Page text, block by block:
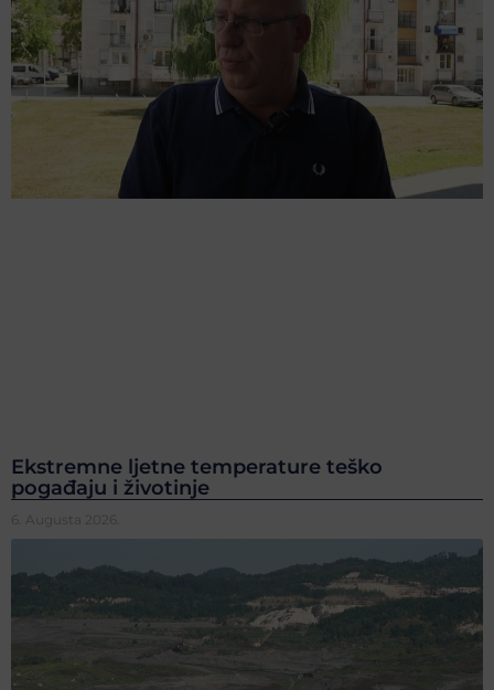
Ekstremne ljetne temperature teško
pogađaju i životinje
6. Augusta 2026.